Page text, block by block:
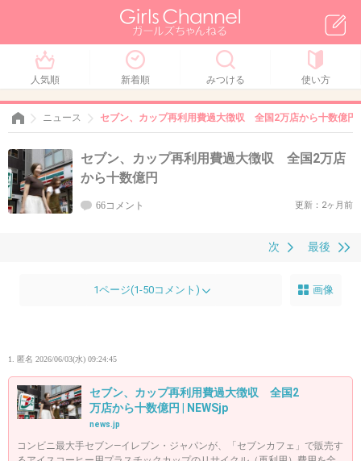
人気順 新着順 みつける 使い方
ニュース セブン、カップ再利用費過大徴収 全国2万店から十数億円
セブン、カップ再利用費過大徴収 全国2万店
から十数億円
66コメント 更新：2ヶ月前
最後
次
1ページ(1-50コメント) 画像
1. 匿名 2026/06/03(水) 09:24:45
セブン、カップ再利用費過大徴収 全国2
万店から十数億円 | NEWSjp
news.jp
コンビニ最大手セブン―イレブン・ジャパンが、「セブンカフェ」で販売す